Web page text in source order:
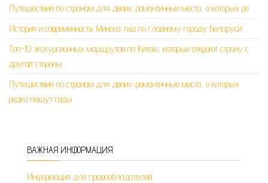
Путешествия по странам для двоих: романтичные места, о которых ре
История и современность Минска: гид по главному городу Беларуси
Топ-10 экскурсионных маршрутов по Китаю, которые откроют страну с
другой стороны
Путешествия по странам для двоих: романтичные места, о которых
редко пишут гиды
ВАЖНАЯ ИНФОРМАЦИЯ
Информация для правообладателей